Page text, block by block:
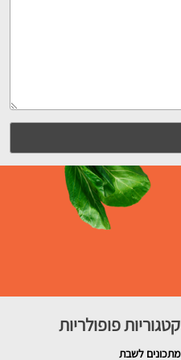
קטגוריות פופולריות
מתכונים לשבת